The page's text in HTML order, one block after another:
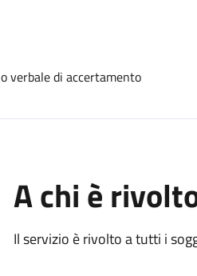
verbale di accertamento
A chi è
Il servizio è rivolto a tutti i